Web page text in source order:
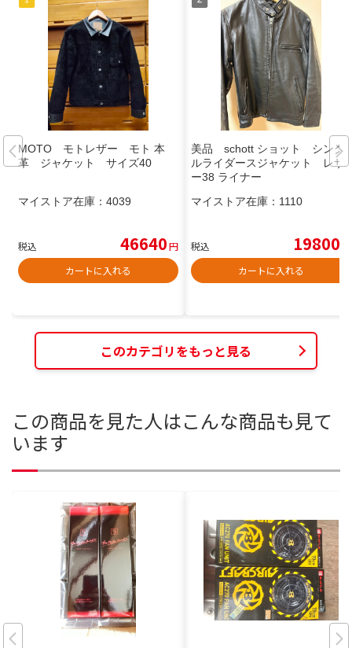
MOTO モトレザー モト 本
革 ジャケット サイズ40
マイストア在庫： 4039
税込 46640円
カートに入れる
美品 schott ショット シング
ルライダースジャケット レザ
ー38 ライナー
マイストア在庫： 1110
税込 19800
カートに入れる
このカテゴリをもっと見る
この商品を見た人はこんな商品も見て
います